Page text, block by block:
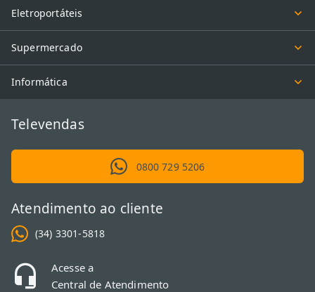
Eletroportáteis
Supermercado
Informática
Televendas
0800 729 5206
Atendimento ao cliente
(34) 3301-5818
Acesse a
Central de Atendimento